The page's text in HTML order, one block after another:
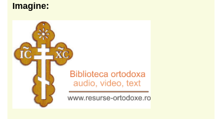
Imagine: